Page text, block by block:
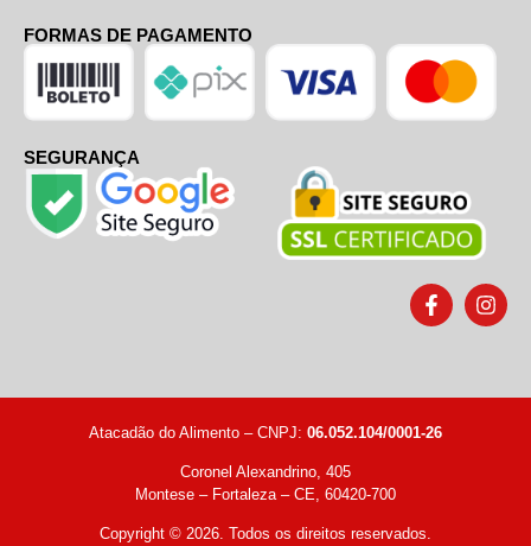
FORMAS DE PAGAMENTO
SEGURANÇA
Atacadão do Alimento – CNPJ: 06.052.104/0001-26
Coronel Alexandrino, 405
Montese – Fortaleza – CE, 60420-700
Copyright © 2026. Todos os direitos reservados.